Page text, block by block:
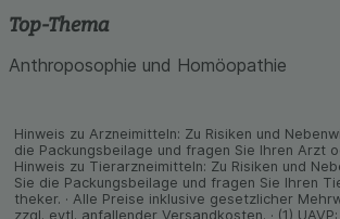
Top-Thema
Anthroposophie und Homöopathie
Hinweis zu Arzneimitteln: Zu Risiken und
die Packungs­beilage und fragen Sie Ihren Arzt
Hinweis zu Tier­arz­nei­mitteln: Zu Risiken und
Sie die Packungs­beilage und fragen Sie Ihren
theker. · Alle Preise inklusive gesetz­licher
zzgl. evtl. anfallender Versand­kosten. · (1)